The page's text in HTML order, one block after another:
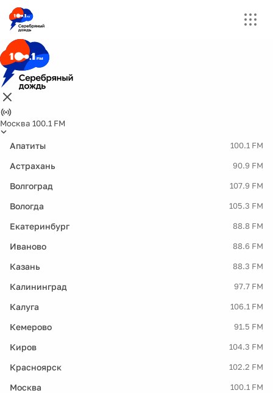
Москва 100.1 FM
Апатиты 100.1 FM
Астрахань 90.9 FM
Волгоград 107.9 FM
Вологда 105.3 FM
Екатеринбург 88.8 FM
Иваново 88.6 FM
Казань 88.3 FM
Калининград 97.7 FM
Калуга 106.1 FM
Кемерово 91.5 FM
Киров 104.3 FM
Красноярск 102.2 FM
Москва 100.1 FM